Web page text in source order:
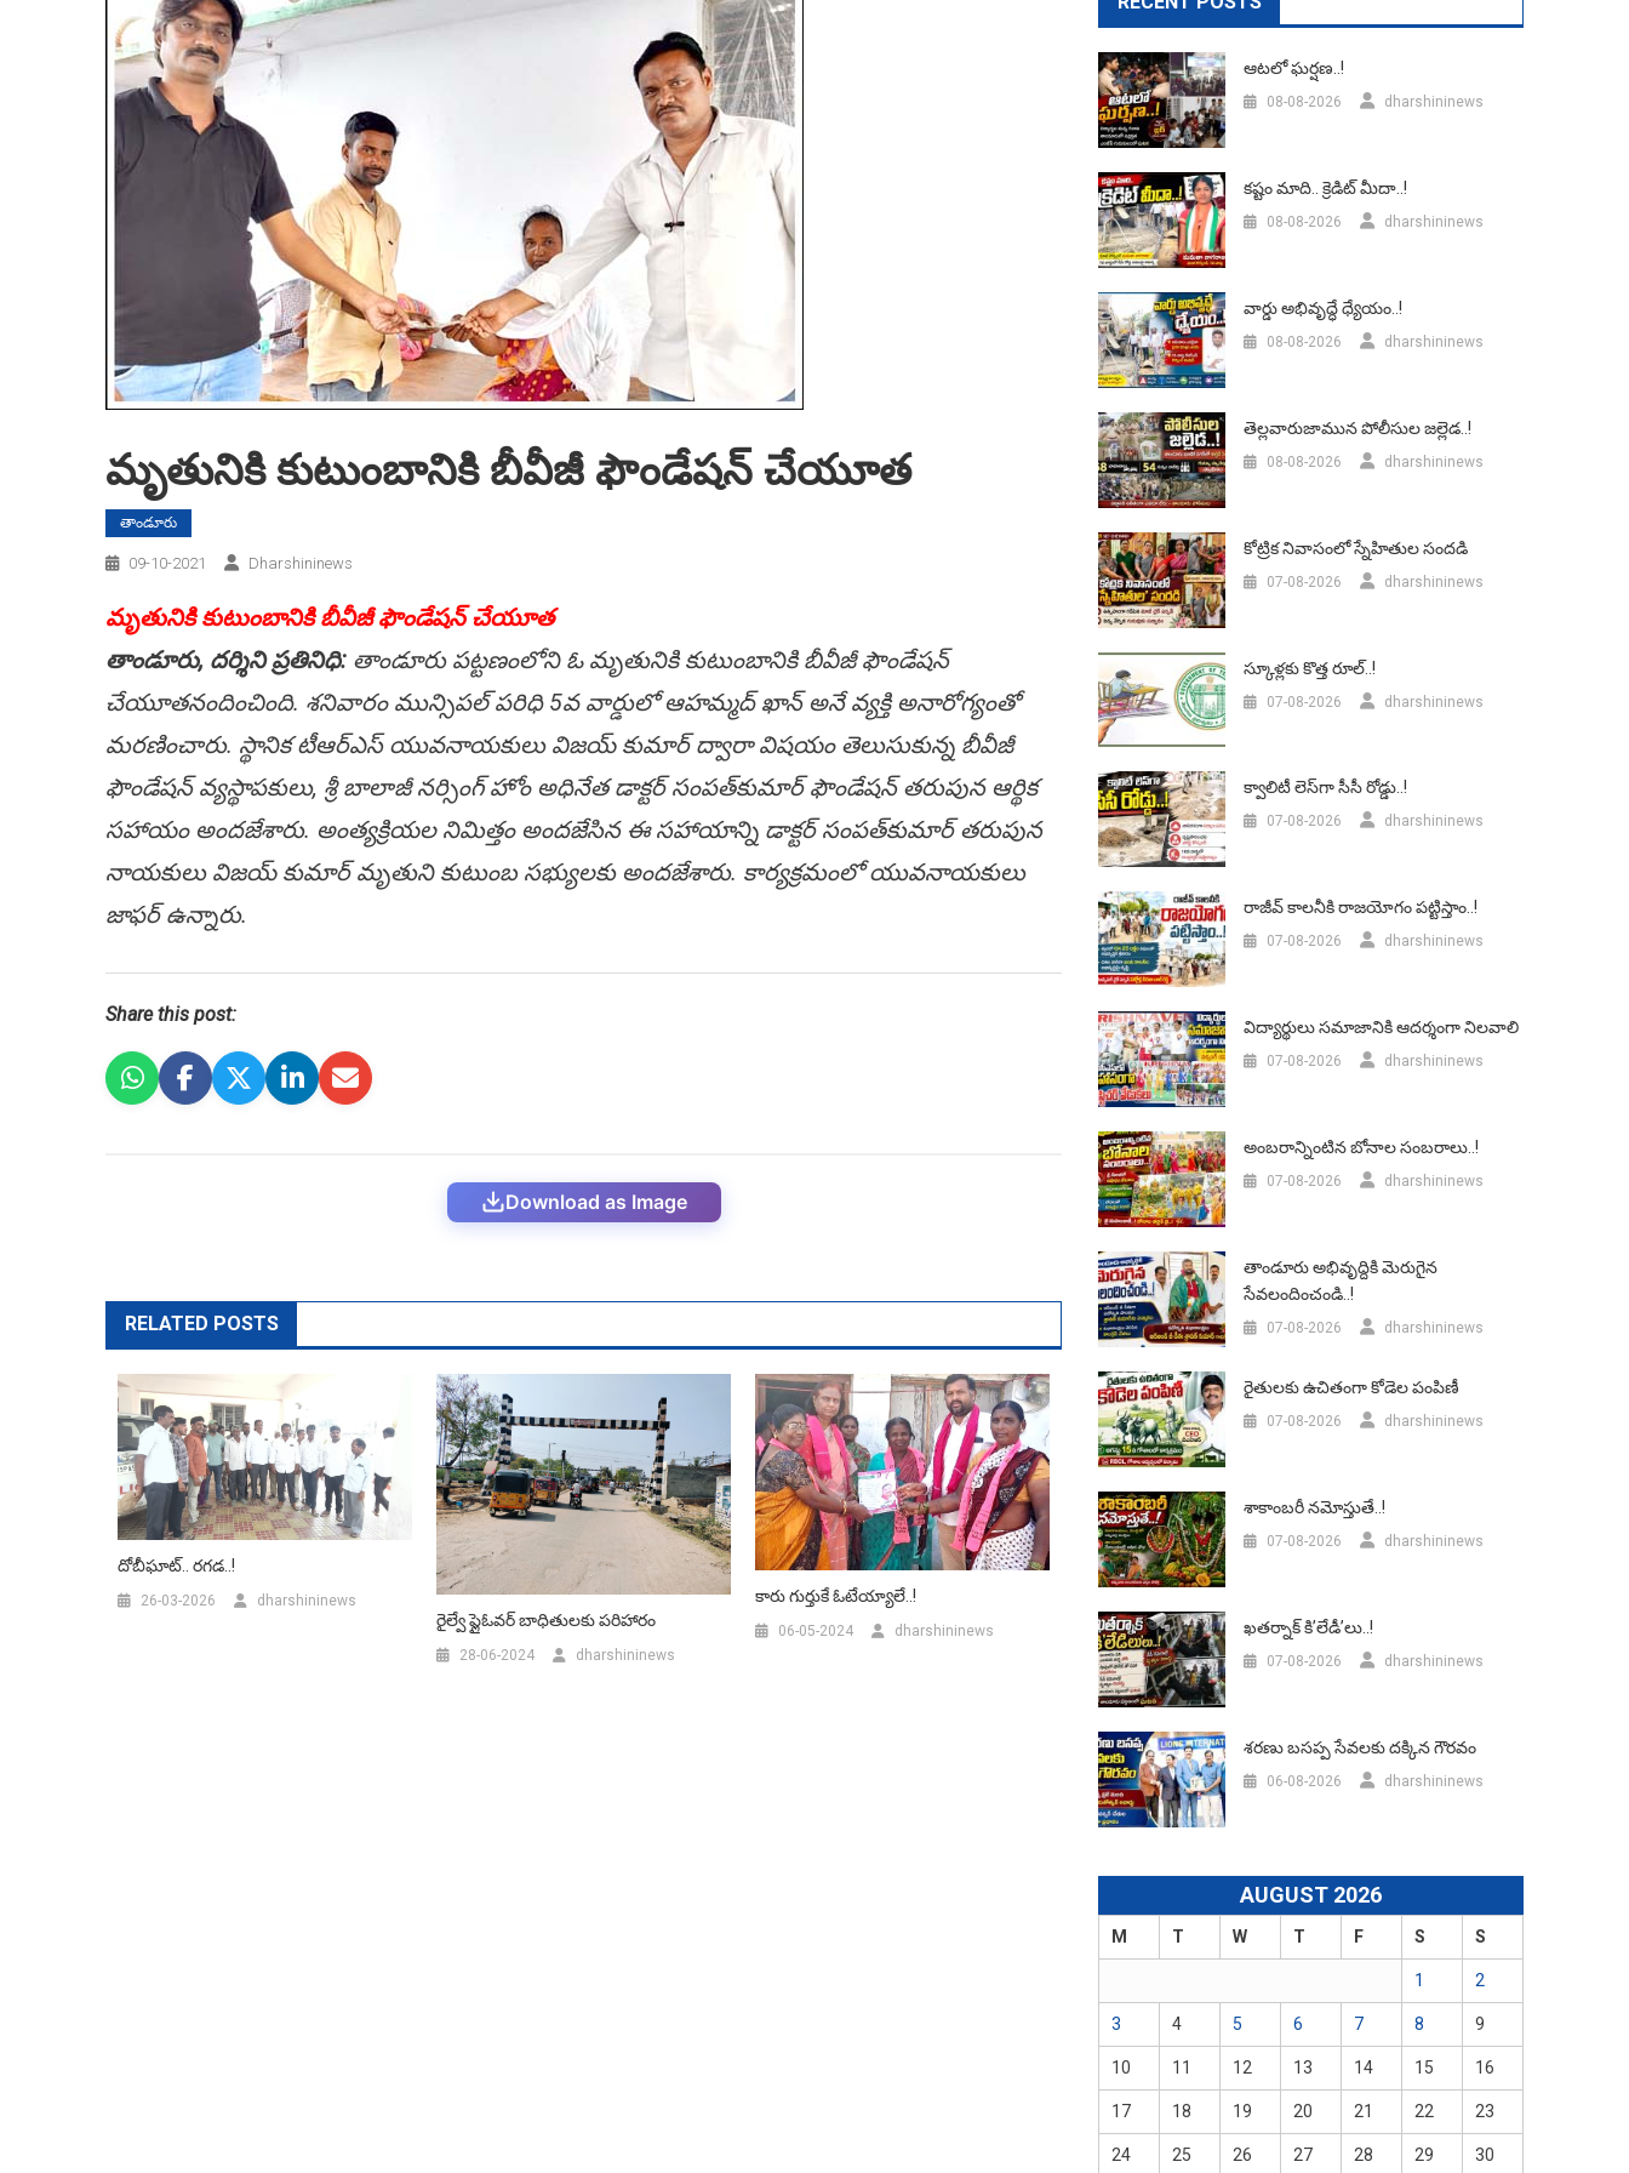
మృతునికి కుటుంబానికి బీవీజీ ఫౌండేష‌న్ చేయూత‌
తాండూరు
09-10-2021 Dharshininews
మృతునికి కుటుంబానికి బీవీజీ ఫౌండేష‌న్ చేయూత‌
తాండూరు, ద‌ర్శిని ప్ర‌తినిధి: తాండూరు ప‌ట్ట‌ణంలోని ఓ మృతునికి కుటుంబానికి బీవీజీ ఫౌండేష‌న్
చేయూత‌నందించింది. శ‌నివారం మున్సిప‌ల్ ప‌రిధి 5వ వార్డులో ఆహమ్మ‌ద్ ఖాన్ అనే వ్య‌క్తి అనారోగ్యంతో
మ‌ర‌ణించారు. స్థానిక టీఆర్ఎస్ యువ‌నాయ‌కులు విజ‌య్ కుమార్ ద్వారా విష‌యం తెలుసుకున్న బీవీజీ
ఫౌండేష‌న్ వ్య‌స్థాప‌కులు, శ్రీ బాలాజీ న‌ర్సింగ్ హోం అధినేత డాక్ట‌ర్ సంప‌త్‌కుమార్ ఫౌండేష‌న్ త‌రుపున ఆర్థిక
స‌హాయం అంద‌జేశారు. అంత్య‌క్రియ‌ల నిమిత్తం అంద‌జేసిన ఈ సహాయాన్ని డాక్ట‌ర్ సంప‌త్‌కుమార్ త‌రుపున
నాయ‌కులు విజ‌య్ కుమార్ మృతుని కుటుంబ స‌భ్యుల‌కు అంద‌జేశారు. కార్య‌క్ర‌మంలో యువ‌నాయ‌కులు
జాఫ‌ర్ ఉన్నారు.
Share this post:
Download as Image
RELATED POSTS
దోబీఘాట్.. రగడ..!
26-03-2026 dharshininews
రైల్వే ఫ్లైఓవర్‌ బాధితులకు పరిహారం
28-06-2024 dharshininews
కారు గుర్తుకే ఓటేయ్యాలే..!
06-05-2024 dharshininews
ఆటలో ఘర్షణ..!
08-08-2026 dharshininews
కష్టం మాది.. క్రెడిట్ మీదా..!
08-08-2026 dharshininews
వార్డు అభివృద్ధే ధ్యేయం..!
08-08-2026 dharshininews
తెల్లవారుజామున పోలీసుల జల్లెడ..!
08-08-2026 dharshininews
కోట్రిక నివాసంలో స్నేహితుల సందడి
07-08-2026 dharshininews
స్కూళ్లకు కొత్త రూల్..!
07-08-2026 dharshininews
క్వాలిటీ లెస్‌గా సీసీ రోడ్డు..!
07-08-2026 dharshininews
రాజీవ్ కాలనీకి రాజయోగం పట్టిస్తాం..!
07-08-2026 dharshininews
విద్యార్థులు సమాజానికి ఆదర్శంగా నిలవాలి
07-08-2026 dharshininews
అంబరాన్నింటిన బోనాల సంబరాలు..!
07-08-2026 dharshininews
తాండూరు అభివృద్దికి మెరుగైన
సేవలందించండి..!
07-08-2026 dharshininews
రైతులకు ఉచితంగా కోడెల పంపిణీ
07-08-2026 dharshininews
శాకాంబరీ నమోస్తుతే..!
07-08-2026 dharshininews
ఖతర్నాక్ కి’లేడీ’లు..!
07-08-2026 dharshininews
శరణు బసప్ప సేవలకు దక్కిన గౌరవం
06-08-2026 dharshininews
AUGUST 2026
M T W T F S S
1 2
3 4 5 6 7 8 9
10 11 12 13 14 15 16
17 18 19 20 21 22 23
24 25 26 27 28 29 30